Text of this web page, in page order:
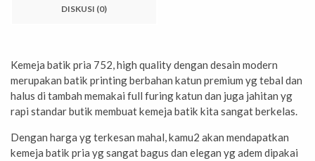
DISKUSI (0)
Kemeja batik pria 752, high quality dengan desain modern
merupakan batik printing berbahan katun premium yg tebal dan
halus di tambah memakai full furing katun dan juga jahitan yg
rapi standar butik membuat kemeja batik kita sangat berkelas.
Dengan harga yg terkesan mahal, kamu2 akan mendapatkan
kemeja batik pria yg sangat bagus dan elegan yg adem dipakai